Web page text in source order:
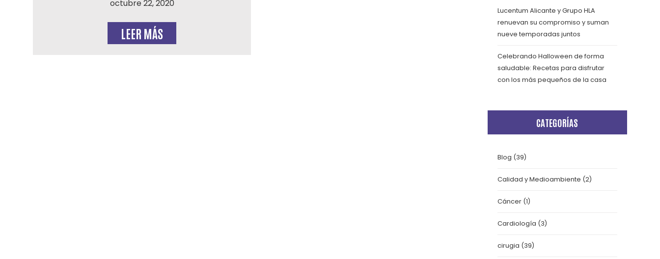
octubre 22, 2020
LEER MÁS
Lucentum Alicante y Grupo HLA
renuevan su compromiso y suman
nueve temporadas juntos
Celebrando Halloween de forma
saludable: Recetas para disfrutar
con los más pequeños de la casa
CATEGORÍAS
Blog (39)
Calidad y Medioambiente (2)
Cáncer(1)
Cardiología (3)
cirugia (39)